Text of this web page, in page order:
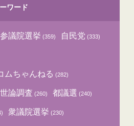
ワード
参議院選挙 (359) 自民党 (333)
ムちゃんねる (282)
世論調査 (260) 都議選 (240)
衆議院選挙 (230)